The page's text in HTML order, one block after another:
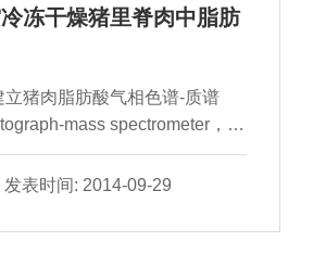
冻干燥猪里脊肉中脂肪
立猪肉脂肪酸气相色谱-质谱
mass spectrometer，
法，并对冷 鲜和真空冷冻干
行...
表时间: 2014-09-29